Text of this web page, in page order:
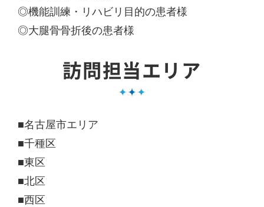
◎機能訓練・リハビリ目的の患者様
◎大腿骨骨折後の患者様
訪問担当エリア
■名古屋市エリア
■千種区
■東区
■北区
■西区